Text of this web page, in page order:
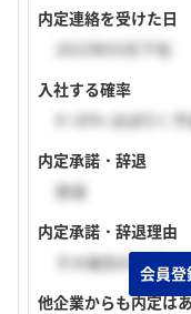
内定連絡を受けた日
2023年03月下旬
入社する確率
0~20% ほぼ行く予
内定承諾・辞退
辞退
内定承諾・辞退理由
その後別の企業
他企業からも内定は
会員登